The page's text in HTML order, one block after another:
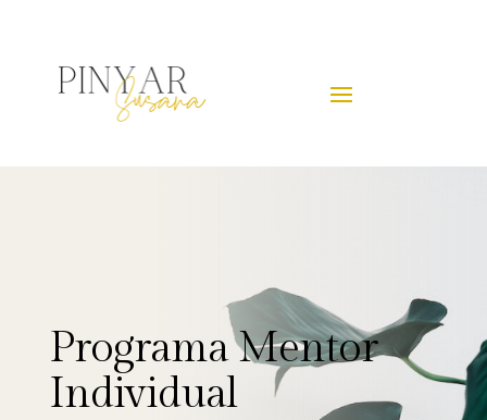
Programa Mentor
Individual